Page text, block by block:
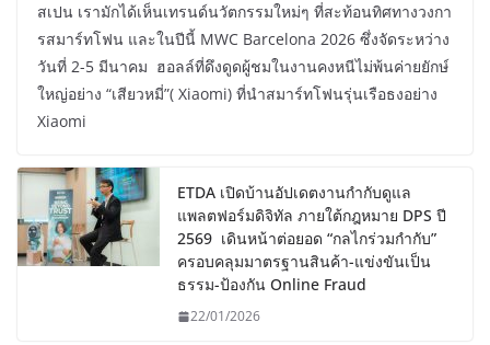
สเปน เรามักได้เห็นเทรนด์นวัตกรรมใหม่ๆ ที่สะท้อนทิศทางวงกา
รสมาร์ทโฟน และในปีนี้ MWC Barcelona 2026 ซึ่งจัดระหว่าง
วันที่ 2-5 มีนาคม ฮอลล์ที่ดึงดูดผู้ชมในงานคงหนีไม่พ้นค่ายยักษ์
ใหญ่อย่าง “เสียวหมี่”( Xiaomi) ที่นำสมาร์ทโฟนรุ่นเรือธงอย่าง
Xiaomi
ETDA เปิดบ้านอัปเดตงานกำกับดูแล
แพลตฟอร์มดิจิทัล ภายใต้กฎหมาย DPS ปี
2569 เดินหน้าต่อยอด “กลไกร่วมกำกับ”
ครอบคลุมมาตรฐานสินค้า-แข่งขันเป็น
ธรรม-ป้องกัน Online Fraud
22/01/2026